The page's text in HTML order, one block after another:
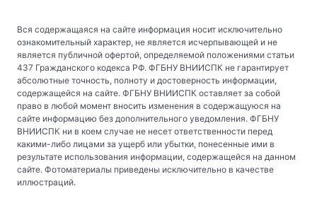
Вся содержащаяся на сайте информация носит исключительно
ознакомительный характер, не является исчерпывающей и не
является публичной офертой, определяемой положениями статьи
437 Гражданского кодекса РФ. ФГБНУ ВНИИСПК не гарантирует
абсолютные точность, полноту и достоверность информации,
содержащейся на сайте. ФГБНУ ВНИИСПК оставляет за собой
право в любой момент вносить изменения в содержащуюся на
сайте информацию без дополнительного уведомления. ФГБНУ
ВНИИСПК ни в коем случае не несет ответственности перед
какими-либо лицами за ущерб или убытки, понесенные ими в
результате использования информации, содержащейся на данном
сайте. Фотоматериалы приведены исключительно в качестве
иллюстраций.